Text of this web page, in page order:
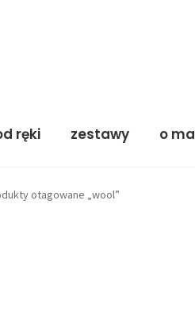
ręki zestawy o
otagowane „wool”